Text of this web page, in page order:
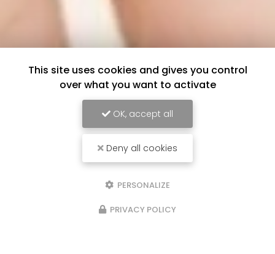
This site uses cookies and gives you control
over what you want to activate
OK, accept all
Deny all cookies
PERSONALIZE
PRIVACY POLICY